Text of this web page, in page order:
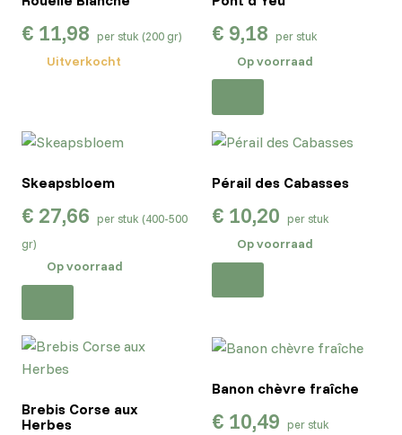
€ 11,98 per stuk (200 gr)
Uitverkocht
€ 9,18 per stuk
Op voorraad
Skeapsbloem
€ 27,66 per stuk (400-500
gr)
Op voorraad
Pérail des Cabasses
€ 10,20 per stuk
Op voorraad
Brebis Corse aux
Herbes
Banon chèvre fraîche
€ 10,49 per stuk